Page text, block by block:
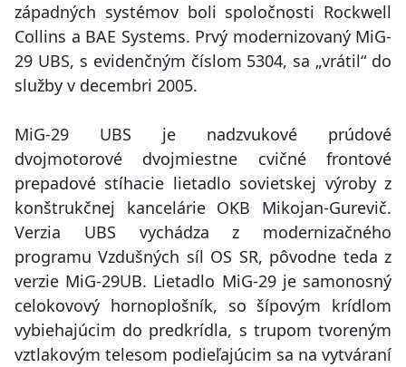
západných systémov boli spoločnosti Rockwell
Collins a BAE Systems. Prvý modernizovaný MiG-
29 UBS, s evidenčným číslom 5304, sa „vrátil“ do
služby v decembri 2005.
MiG-29 UBS je nadzvukové prúdové
dvojmotorové dvojmiestne cvičné frontové
prepadové stíhacie lietadlo sovietskej výroby z
konštrukčnej kancelárie OKB Mikojan-Gurevič.
Verzia UBS vychádza z modernizačného
programu Vzdušných síl OS SR, pôvodne teda z
verzie MiG-29UB. Lietadlo MiG-29 je samonosný
celokovový hornoplošník, so šípovým krídlom
vybiehajúcim do predkrídla, s trupom tvoreným
vztlakovým telesom podieľajúcim sa na vytváraní